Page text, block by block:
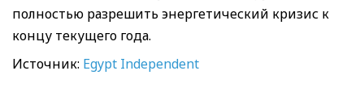
полностью разрешить энергетический кризис к
концу текущего года.
Источник: Egypt Independent